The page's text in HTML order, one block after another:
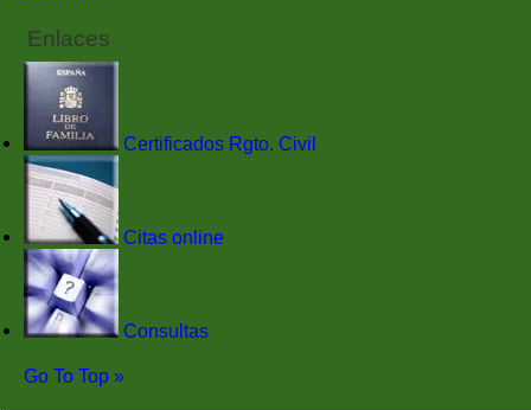
Enlaces
Certificados Rgto. Civil
Citas online
Consultas
Go To Top »